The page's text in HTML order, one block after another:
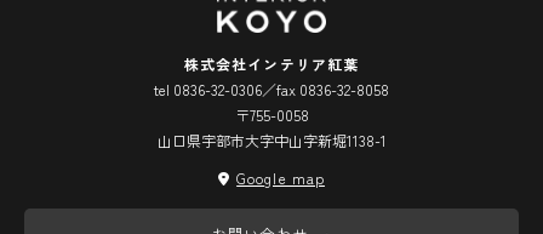
株式会社インテリア紅葉
tel 0836-32-0306／fax 0836-32-8058
〒755-0058
山口県宇部市大字中山字新堀1138-1
Google map